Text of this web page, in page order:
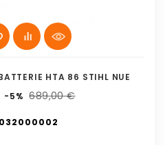
HTA 86 STIHL NUE
-5% 689,00 €